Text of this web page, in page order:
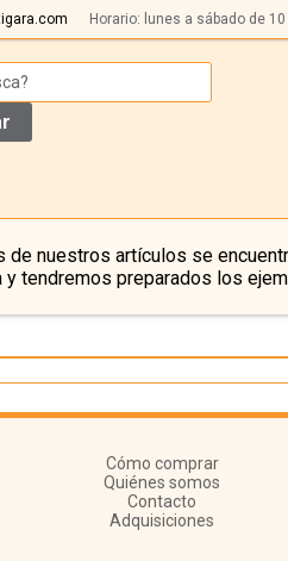
Horario: lunes a sábado de
de nuestros artículos se
tendremos preparados los
Cómo comprar
Quiénes somos
Contacto
Adquisiciones